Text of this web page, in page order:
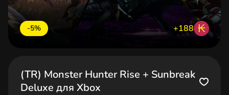
-5% +188 ₭
(TR) Monster Hunter Rise + Sunbreak
Deluxe для Xbox